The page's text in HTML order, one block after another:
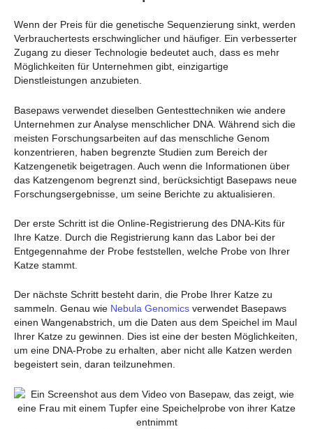
Wenn der Preis für die genetische Sequenzierung sinkt, werden
Verbrauchertests erschwinglicher und häufiger. Ein verbesserter
Zugang zu dieser Technologie bedeutet auch, dass es mehr
Möglichkeiten für Unternehmen gibt, einzigartige
Dienstleistungen anzubieten.
Basepaws verwendet dieselben Gentesttechniken wie andere
Unternehmen zur Analyse menschlicher DNA. Während sich die
meisten Forschungsarbeiten auf das menschliche Genom
konzentrieren, haben begrenzte Studien zum Bereich der
Katzengenetik beigetragen. Auch wenn die Informationen über
das Katzengenom begrenzt sind, berücksichtigt Basepaws neue
Forschungsergebnisse, um seine Berichte zu aktualisieren.
Der erste Schritt ist die Online-Registrierung des DNA-Kits für
Ihre Katze. Durch die Registrierung kann das Labor bei der
Entgegennahme der Probe feststellen, welche Probe von Ihrer
Katze stammt.
Der nächste Schritt besteht darin, die Probe Ihrer Katze zu
sammeln. Genau wie Nebula Genomics verwendet Basepaws
einen Wangenabstrich, um die Daten aus dem Speichel im Maul
Ihrer Katze zu gewinnen. Dies ist eine der besten Möglichkeiten,
um eine DNA-Probe zu erhalten, aber nicht alle Katzen werden
begeistert sein, daran teilzunehmen.